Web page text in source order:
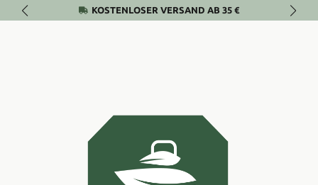
Zum Hauptinhalt springenKOSTENLOSER VERSAND AB 35 €